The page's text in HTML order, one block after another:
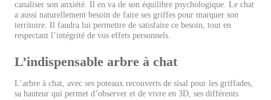
canaliser son anxiété. Il en va de son équilibre psychologique. Le chat
a aussi naturellement besoin de faire ses griffes pour marquer son
territoire. Il faudra lui permettre de satisfaire ce besoin, tout en
respectant l’intégrité de vos effets personnels.
L’indispensable arbre à chat
L’arbre à chat, avec ses poteaux recouverts de sisal pour les griffades,
sa hauteur qui permet d’observer et de vivre en 3D, ses différents